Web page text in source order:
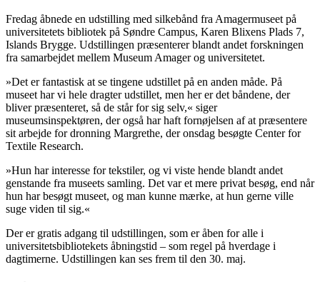
Fredag åbnede en udstilling med silkebånd fra Amagermuseet på
universitetets bibliotek på Søndre Campus, Karen Blixens Plads 7,
Islands Brygge. Udstillingen præsenterer blandt andet forskningen
fra samarbejdet mellem Museum Amager og universitetet.
»Det er fantastisk at se tingene udstillet på en anden måde. På
museet har vi hele dragter udstillet, men her er det båndene, der
bliver præsenteret, så de står for sig selv,« siger
museumsinspektøren, der også har haft fornøjelsen af at præsentere
sit arbejde for dronning Margrethe, der onsdag besøgte Center for
Textile Research.
»Hun har interesse for tekstiler, og vi viste hende blandt andet
genstande fra museets samling. Det var et mere privat besøg, end når
hun har besøgt museet, og man kunne mærke, at hun gerne ville
suge viden til sig.«
Der er gratis adgang til udstillingen, som er åben for alle i
universitetsbibliotekets åbningstid – som regel på hverdage i
dagtimerne. Udstillingen kan ses frem til den 30. maj.